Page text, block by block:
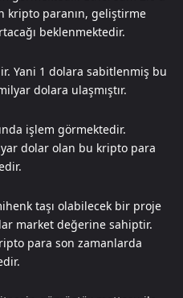
kripto paranın, geliştirme
beklenmektedir.
Yani 1 dolara sabitlenmiş bu
dolara ulaşmıştır.
işlem görmektedir.
dolar olan bu kripto para
taşı olabilecek bir proje
market değerine sahiptir.
para son zamanlarda